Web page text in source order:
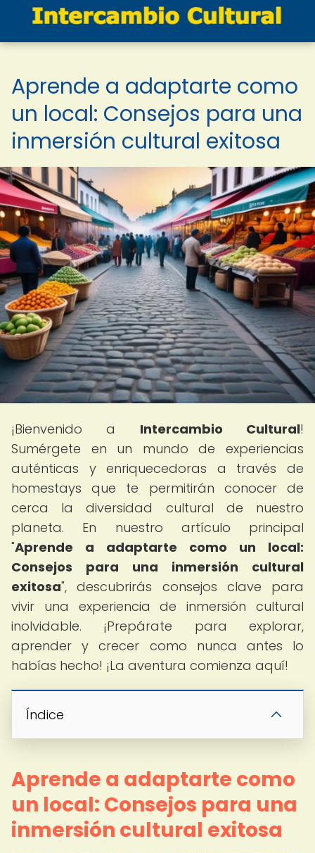
Aprende a adaptarte como
un local: Consejos para una
inmersión cultural exitosa
¡Bienvenido a Intercambio Cultural!
Sumérgete en un mundo de experiencias
auténticas y enriquecedoras a través de
homestays que te permitirán conocer de
cerca la diversidad cultural de nuestro
planeta. En nuestro artículo principal
"Aprende a adaptarte como un local:
Consejos para una inmersión cultural
exitosa", descubrirás consejos clave para
vivir una experiencia de inmersión cultural
inolvidable. ¡Prepárate para explorar,
aprender y crecer como nunca antes lo
habías hecho! ¡La aventura comienza aquí!
Índice
Aprende a adaptarte como
un local: Consejos para una
inmersión cultural exitosa